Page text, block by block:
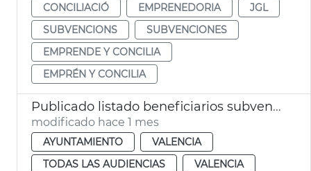
CONCILIACIÓ
EMPRENEDORIA
JGL
SUBVENCIONS
SUBVENCIONES
EMPRENDE Y CONCILIA
EMPRÉN Y CONCILIA
Publicado listado beneficiarios subvenciones patrimonio pesquero 2026 València
modificado hace 1 mes
AYUNTAMIENTO
VALENCIA
TODAS LAS AUDIENCIAS
VALENCIA